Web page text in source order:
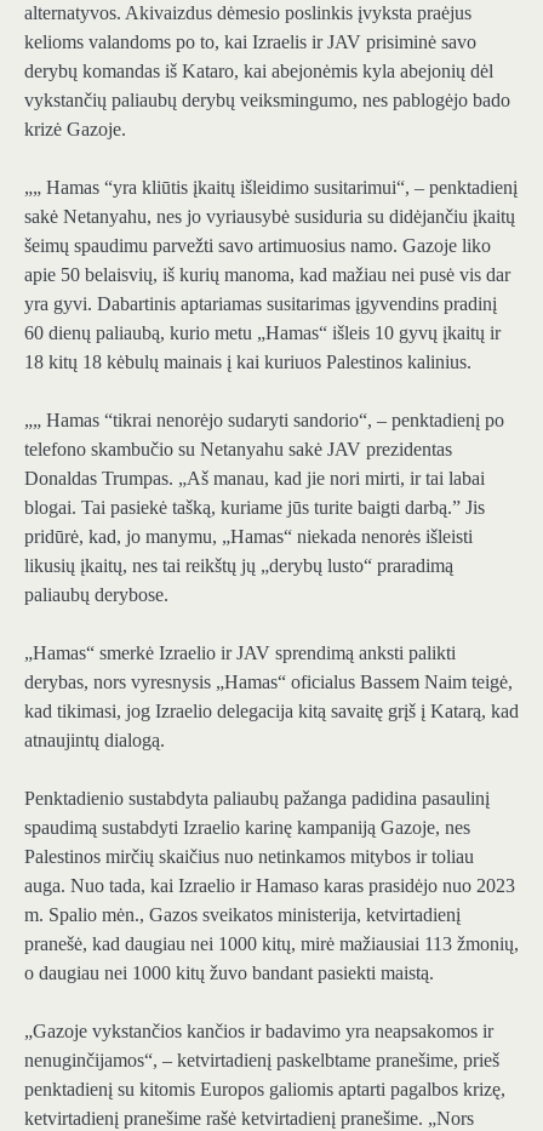
alternatyvos. Akivaizdus dėmesio poslinkis įvyksta praėjus
kelioms valandoms po to, kai Izraelis ir JAV prisiminė savo
derybų komandas iš Kataro, kai abejonėmis kyla abejonių dėl
vykstančių paliaubų derybų veiksmingumo, nes pablogėjo bado
krizė Gazoje.
„„ Hamas “yra kliūtis įkaitų išleidimo susitarimui“, – penktadienį
sakė Netanyahu, nes jo vyriausybė susiduria su didėjančiu įkaitų
šeimų spaudimu parvežti savo artimuosius namo. Gazoje liko
apie 50 belaisvių, iš kurių manoma, kad mažiau nei pusė vis dar
yra gyvi. Dabartinis aptariamas susitarimas įgyvendins pradinį
60 dienų paliaubą, kurio metu „Hamas“ išleis 10 gyvų įkaitų ir
18 kitų 18 kėbulų mainais į kai kuriuos Palestinos kalinius.
„„ Hamas “tikrai nenorėjo sudaryti sandorio“, – penktadienį po
telefono skambučio su Netanyahu sakė JAV prezidentas
Donaldas Trumpas. „Aš manau, kad jie nori mirti, ir tai labai
blogai. Tai pasiekė tašką, kuriame jūs turite baigti darbą.” Jis
pridūrė, kad, jo manymu, „Hamas“ niekada nenorės išleisti
likusių įkaitų, nes tai reikštų jų „derybų lusto“ praradimą
paliaubų derybose.
„Hamas“ smerkė Izraelio ir JAV sprendimą anksti palikti
derybas, nors vyresnysis „Hamas“ oficialus Bassem Naim teigė,
kad tikimasi, jog Izraelio delegacija kitą savaitę grįš į Katarą, kad
atnaujintų dialogą.
Penktadienio sustabdyta paliaubų pažanga padidina pasaulinį
spaudimą sustabdyti Izraelio karinę kampaniją Gazoje, nes
Palestinos mirčių skaičius nuo netinkamos mitybos ir toliau
auga. Nuo tada, kai Izraelio ir Hamaso karas prasidėjo nuo 2023
m. Spalio mėn., Gazos sveikatos ministerija, ketvirtadienį
pranešė, kad daugiau nei 1000 kitų, mirė mažiausiai 113 žmonių,
o daugiau nei 1000 kitų žuvo bandant pasiekti maistą.
„Gazoje vykstančios kančios ir badavimo yra neapsakomos ir
nenuginčijamos“, – ketvirtadienį paskelbtame pranešime, prieš
penktadienį su kitomis Europos galiomis aptarti pagalbos krizę,
ketvirtadienį pranešime rašė ketvirtadienį pranešime. „Nors